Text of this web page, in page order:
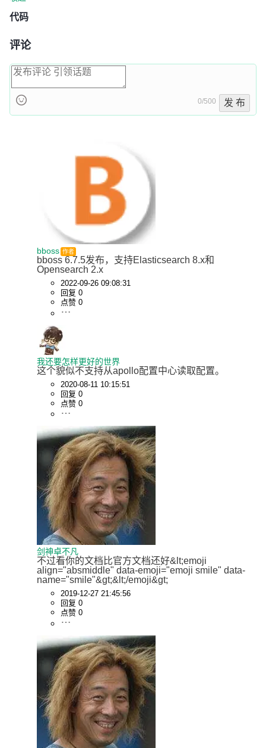
代码
评论
0/500 发 布
bboss 作者
bboss 6.7.5发布，支持Elasticsearch 8.x和
Opensearch 2.x
2022-09-26 09:08:31
回复 0
点赞 0
我还要怎样更好的世界
这个貌似不支持从apollo配置中心读取配置。
2020-08-11 10:15:51
回复 0
点赞 0
剑神卓不凡
不过看你的文档比官方文档还好&lt;emoji
align="absmiddle" data-emoji="emoji smile" data-
name="smile"&gt;&lt;/emoji&gt;
2019-12-27 21:45:56
回复 0
点赞 0